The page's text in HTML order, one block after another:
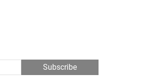
Subscribe